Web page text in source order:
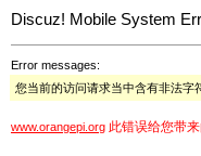
Discuz! Mobile System
Error messages:
您当前的访问请求当中含有非法字
www.orangepi.org 此错误给您带